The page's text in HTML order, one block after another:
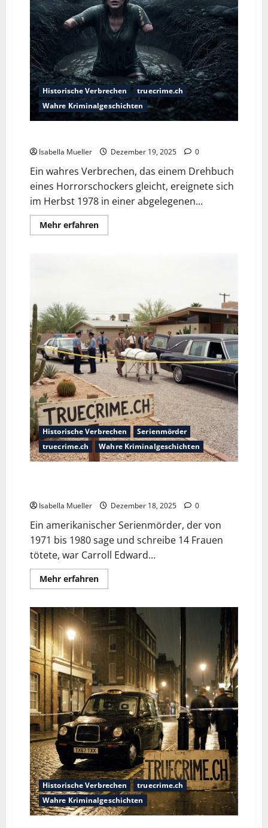
Historische Verbrechen
truecrime.ch
Wahre Kriminalgeschichten
Isabella Mueller Dezember 19, 2025 0
Ein wahres Verbrechen, das einem Drehbuch
eines Horrorschockers gleicht, ereignete sich
im Herbst 1978 in einer abgelegenen...
Mehr erfahren
Historische Verbrechen
Serienmörder
truecrime.ch
Wahre Kriminalgeschichten
Isabella Mueller Dezember 18, 2025 0
Ein amerikanischer Serienmörder, der von
1971 bis 1980 sage und schreibe 14 Frauen
tötete, war Carroll Edward...
Mehr erfahren
Historische Verbrechen
truecrime.ch
Wahre Kriminalgeschichten